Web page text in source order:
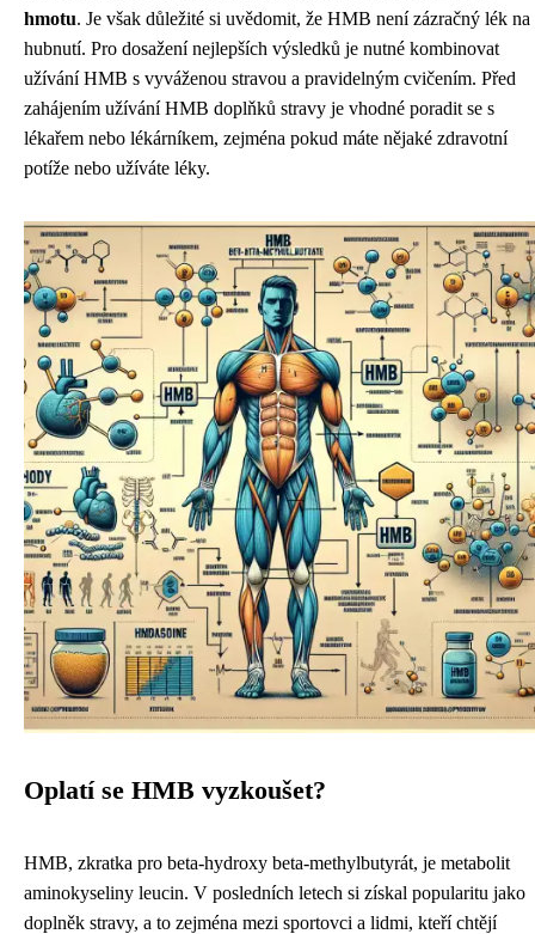
hmotu. Je však důležité si uvědomit, že HMB není zázračný lék na
hubnutí. Pro dosažení nejlepších výsledků je nutné kombinovat
užívání HMB s vyváženou stravou a pravidelným cvičením. Před
zahájením užívání HMB doplňků stravy je vhodné poradit se s
lékařem nebo lékárníkem, zejména pokud máte nějaké zdravotní
potíže nebo užíváte léky.
Oplatí se HMB vyzkoušet?
HMB, zkratka pro beta-hydroxy beta-methylbutyrát, je metabolit
aminokyseliny leucin. V posledních letech si získal popularitu jako
doplněk stravy, a to zejména mezi sportovci a lidmi, kteří chtějí